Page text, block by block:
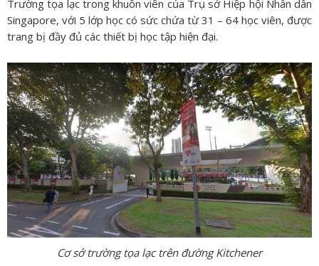
Trường tọa lạc trong khuôn viên của Trụ sở Hiệp hội Nhân dân
Singapore, với 5 lớp học có sức chứa từ 31 – 64 học viên, được
trang bị đầy đủ các thiết bị học tập hiện đại.
Cơ sở trường tọa lạc trên đường Kitchener